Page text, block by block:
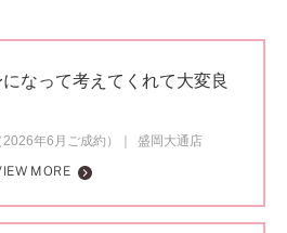
なって考えてくれて大変良
年6月ご成約）
盛岡大通店
MORE